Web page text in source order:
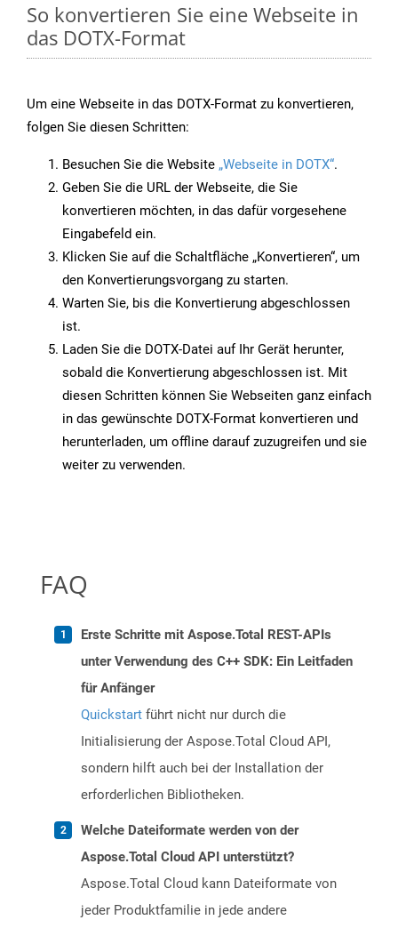
So konvertieren Sie eine Webseite in
das DOTX-Format
Um eine Webseite in das DOTX-Format zu konvertieren,
folgen Sie diesen Schritten:
Besuchen Sie die Website „Webseite in DOTX“.
Geben Sie die URL der Webseite, die Sie
konvertieren möchten, in das dafür vorgesehene
Eingabefeld ein.
Klicken Sie auf die Schaltfläche „Konvertieren“, um
den Konvertierungsvorgang zu starten.
Warten Sie, bis die Konvertierung abgeschlossen
ist.
Laden Sie die DOTX-Datei auf Ihr Gerät herunter,
sobald die Konvertierung abgeschlossen ist. Mit
diesen Schritten können Sie Webseiten ganz einfach
in das gewünschte DOTX-Format konvertieren und
herunterladen, um offline darauf zuzugreifen und sie
weiter zu verwenden.
FAQ
Erste Schritte mit Aspose.Total REST-APIs
unter Verwendung des C++ SDK: Ein Leitfaden
für Anfänger
Quickstart führt nicht nur durch die
Initialisierung der Aspose.Total Cloud API,
sondern hilft auch bei der Installation der
erforderlichen Bibliotheken.
Welche Dateiformate werden von der
Aspose.Total Cloud API unterstützt?
Aspose.Total Cloud kann Dateiformate von
jeder Produktfamilie in jede andere